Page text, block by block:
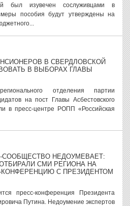
был изувечен сослуживцами в
пособия будут утверждены на
В СВЕРДЛОВСКОЙ
В ВЫБОРАХ ГЛАВЫ
отделения партии
на пост Главы Асбестовского
в пресс-центре РОПП «Российская
НЕДОУМЕВАЕТ:
СМИ РЕГИОНА НА
С ПРЕЗИДЕНТОМ
пресс-конференция Президента
Путина. Недоумение экспертов